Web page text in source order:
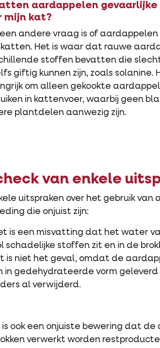
aardappelen
mijn kat?
een andere vraag is of
katten. Het is waar dat rauwe
stoffen bevatten die
giftig kunnen zijn, zoals solanine.
om alleen gekookte
in kattenvoer, waarbij geen
plantdelen aanwezig zijn.
van enkele
uitspraken over het gebruik van
die onjuist zijn:
is een misvatting dat het water
schadelijke stoffen zit en in de
is niet het geval, omdat de
in gedehydrateerde vorm
al verwijderd.
is ook een onjuiste bewering dat
verwerkt worden